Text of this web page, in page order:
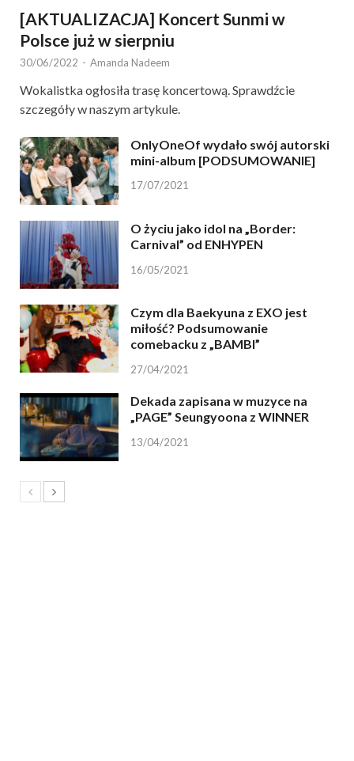
[AKTUALIZACJA] Koncert Sunmi w
Polsce już w sierpniu
30/06/2022 - Amanda Nadeem
Wokalistka ogłosiła trasę koncertową. Sprawdźcie
szczegóły w naszym artykule.
OnlyOneOf wydało swój autorski
mini-album [PODSUMOWANIE]
17/07/2021
O życiu jako idol na „Border:
Carnival” od ENHYPEN
16/05/2021
Czym dla Baekyuna z EXO jest
miłość? Podsumowanie
comebacku z „BAMBI”
27/04/2021
Dekada zapisana w muzyce na
„PAGE” Seungyoona z WINNER
13/04/2021